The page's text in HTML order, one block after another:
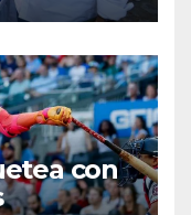
con